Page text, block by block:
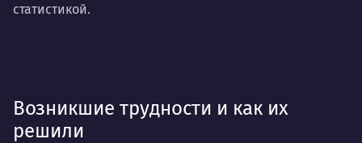
статистикой.
Возникшие трудности и как их
решили